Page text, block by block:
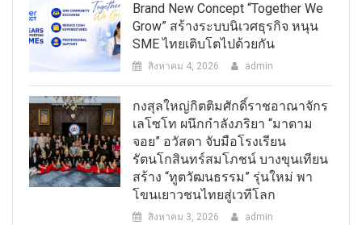
Brand New Concept “Together We
Grow” สร้างระบบนิเวศธุรกิจ หนุน
SME ไทยเติบโตไปด้วยกัน
สิงหาคม 4, 2026 admin
กงสุลใหญ่กิตติมศักดิ์ราชอาณาจักร
เลโซโท ผนึกกำลังภริยา “มาดาม
จอย” อวัสดา จับมือโรงเรียน
รัตนโกสินทร์สมโภชน์ บางขุนเทียน
สร้าง “ทูตวัฒนธรรม” รุ่นใหม่ พา
โขนเยาวชนไทยสู่เวทีโลก
สิงหาคม 3, 2026 admin